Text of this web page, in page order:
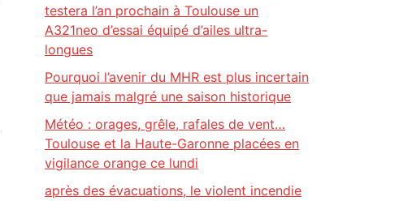
testera l’an prochain à Toulouse un
A321neo d’essai équipé d’ailes ultra-
longues
Pourquoi l’avenir du MHR est plus incertain
que jamais malgré une saison historique
Météo : orages, grêle, rafales de vent…
Toulouse et la Haute-Garonne placées en
vigilance orange ce lundi
après des évacuations, le violent incendie